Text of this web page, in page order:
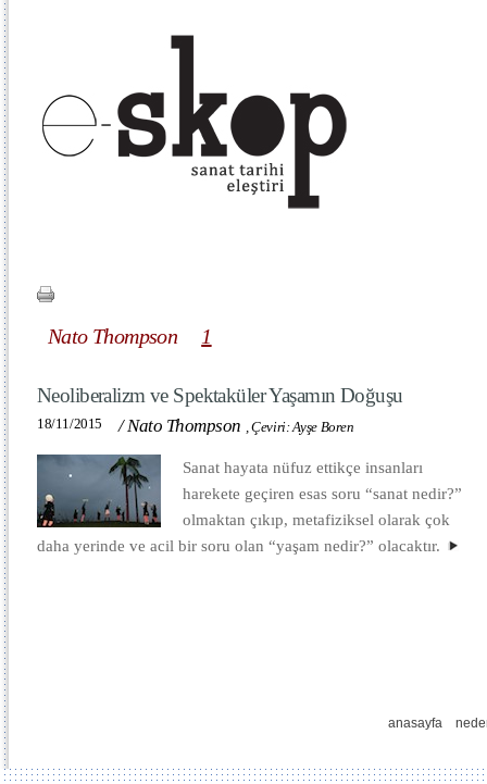
Nato Thompson 1
Neoliberalizm ve Spektaküler Yaşamın Doğuşu
18/11/2015 /Nato Thompson ,Çeviri: Ayşe Boren
Sanat hayata nüfuz ettikçe insanları
harekete geçiren esas soru “sanat nedir?”
olmaktan çıkıp, metafiziksel olarak çok
daha yerinde ve acil bir soru olan “yaşam nedir?” olacaktır.
anasayfa